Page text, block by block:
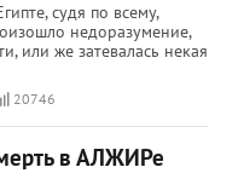
судя по всему,
недоразумение,
или же затевалась некая
20746
в АЛЖИРе